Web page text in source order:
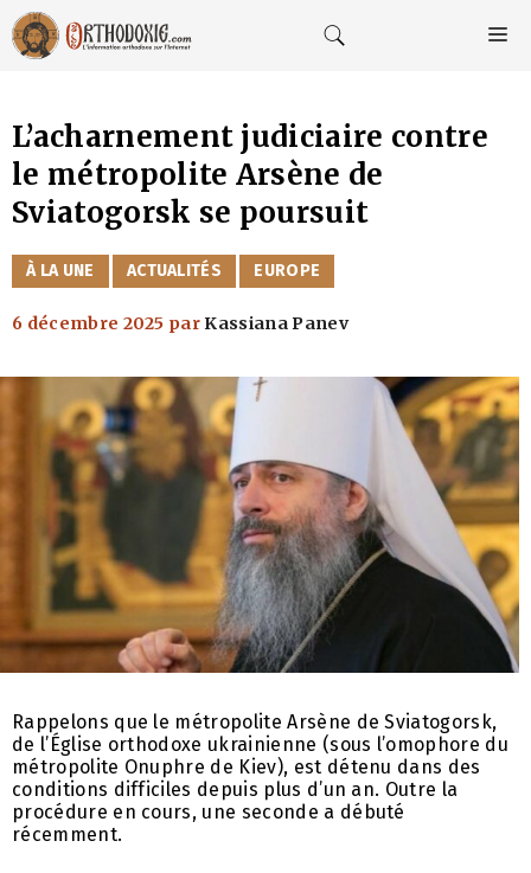
Aller
au
contenu
L’acharnement judiciaire contre
le métropolite Arsène de
Sviatogorsk se poursuit
CATÉGORIES
À LA UNE ACTUALITÉS EUROPE
6 décembre 2025 par Kassiana Panev
Rappelons que le métropolite Arsène de Sviatogorsk,
de l’Église orthodoxe ukrainienne (sous l’omophore du
métropolite Onuphre de Kiev), est détenu dans des
conditions difficiles depuis plus d’un an. Outre la
procédure en cours, une seconde a débuté
récemment.